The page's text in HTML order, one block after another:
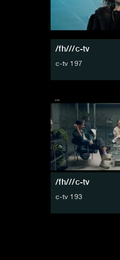
/fh///c-tv
c-tv 197
/fh///c-tv
c-tv 193